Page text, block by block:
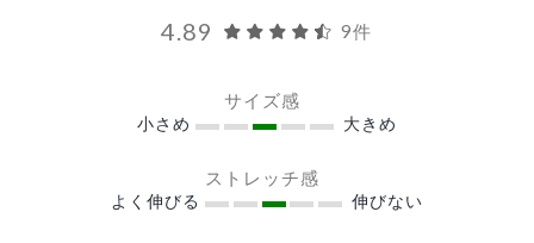
4.89 9件
サイズ感
小さめ 大きめ
ストレッチ感
よく伸びる 伸びない